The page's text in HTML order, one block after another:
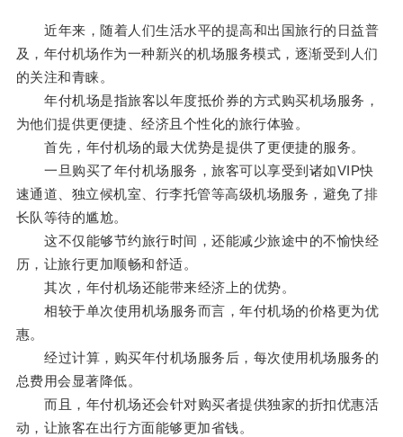
近年来，随着人们生活水平的提高和出国旅行的日益普
及，年付机场作为一种新兴的机场服务模式，逐渐受到人们
的关注和青睐。
年付机场是指旅客以年度抵价券的方式购买机场服务，
为他们提供更便捷、经济且个性化的旅行体验。
首先，年付机场的最大优势是提供了更便捷的服务。
一旦购买了年付机场服务，旅客可以享受到诸如VIP快
速通道、独立候机室、行李托管等高级机场服务，避免了排
长队等待的尴尬。
这不仅能够节约旅行时间，还能减少旅途中的不愉快经
历，让旅行更加顺畅和舒适。
其次，年付机场还能带来经济上的优势。
相较于单次使用机场服务而言，年付机场的价格更为优
惠。
经过计算，购买年付机场服务后，每次使用机场服务的
总费用会显著降低。
而且，年付机场还会针对购买者提供独家的折扣优惠活
动，让旅客在出行方面能够更加省钱。